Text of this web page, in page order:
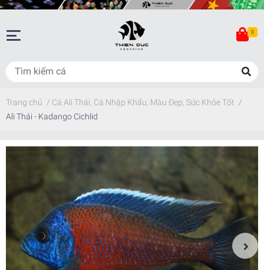
0
Trang chủ / Cá Ali Thái, Cá Nhập Khẩu, Màu Đẹp, Sức Khỏe Tốt /
Ali Thái - Kadango Cichlid